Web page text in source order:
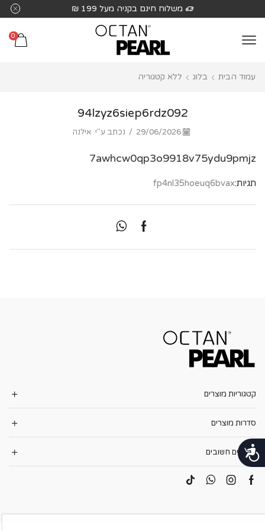
לֵב:
בְּאֲתָר
מַעֲרֶכֶת
הָאֲתָר.
נגישות
משלוח חינם בקניה מעל 199 ₪
0
עמוד הבית בלוג ללא קטגוריה
94lzyz6siep6rdz092
29/06/2026
/ נכתב ע"י אילנה
7awhcw0qp3o9918v75ydu9pmjz
תגיות:fp4nl35hoeuq6bvax
קטגוריות מוצרים
סדרות מוצרים
קישורים חשובים